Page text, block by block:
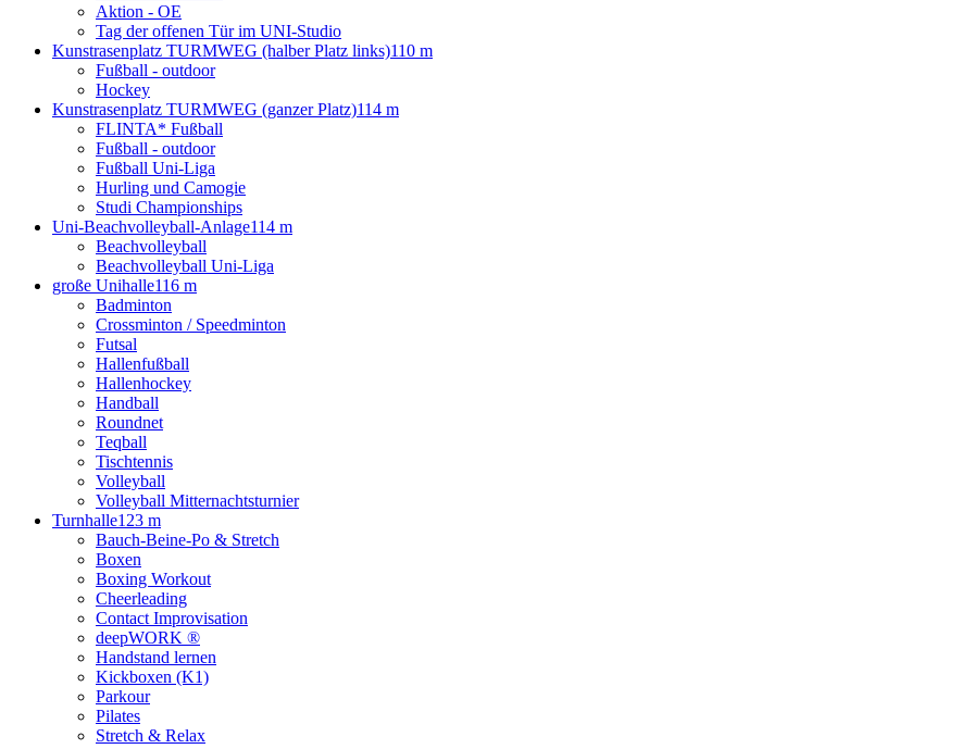
Aktion - OE
Tag der offenen Tür im UNI-Studio
Kunstrasenplatz TURMWEG (halber Platz links)110 m
Fußball - outdoor
Hockey
Kunstrasenplatz TURMWEG (ganzer Platz)114 m
FLINTA* Fußball
Fußball - outdoor
Fußball Uni-Liga
Hurling und Camogie
Studi Championships
Uni-Beachvolleyball-Anlage114 m
Beachvolleyball
Beachvolleyball Uni-Liga
große Unihalle116 m
Badminton
Crossminton / Speedminton
Futsal
Hallenfußball
Hallenhockey
Handball
Roundnet
Teqball
Tischtennis
Volleyball
Volleyball Mitternachtsturnier
Turnhalle123 m
Bauch-Beine-Po & Stretch
Boxen
Boxing Workout
Cheerleading
Contact Improvisation
deepWORK ®
Handstand lernen
Kickboxen (K1)
Parkour
Pilates
Stretch & Relax